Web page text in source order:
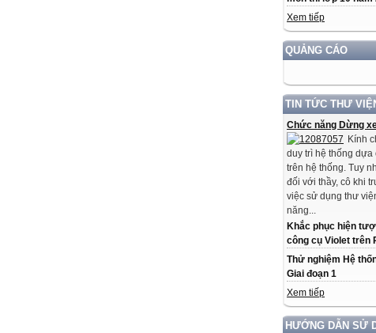
Xem tiếp
QUẢNG CÁO
TIN TỨC THƯ
Chức năng Dừng
Kính
duy trì hệ thống dựa
trên hệ thống. Tuy
đối với thầy, cô khi
việc sử dụng thư
năng...
Khắc phục hiện
công cụ Violet trên
Thử nghiệm Hệ
Giai đoạn 1
Xem tiếp
HƯỚNG DẪN SỬ